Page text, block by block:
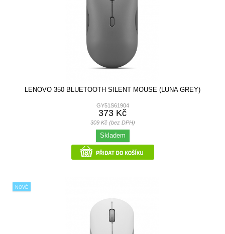
LENOVO 350 BLUETOOTH SILENT MOUSE (LUNA GREY)
GY51S61904
373 Kč
309 Kč (bez DPH)
Skladem
NOVÉ